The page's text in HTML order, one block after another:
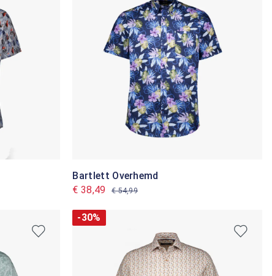
Bartlett Overhemd
€ 38,49
€ 54,99
-30%